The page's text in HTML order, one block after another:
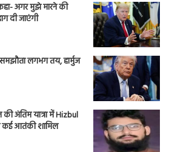
अगर मुझे मारने की
दी जाएंगी
लगभग तय, हार्मुज
की अंतिम यात्रा में Hizbul
कई आतंकी शामिल